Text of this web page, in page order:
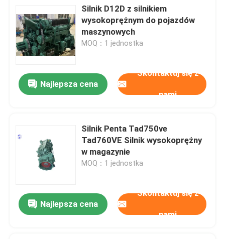
Produkty
O nas
Wycieczka po fabryce
Silnik D12D z silnikiem
wysokoprężnym do pojazdów
maszynowych
MOQ：1 jednostka
Najlepsza cena
Skontaktuj się z
nami
Silnik Penta Tad750ve
Tad760VE Silnik wysokoprężny
w magazynie
MOQ：1 jednostka
Najlepsza cena
Skontaktuj się z
nami